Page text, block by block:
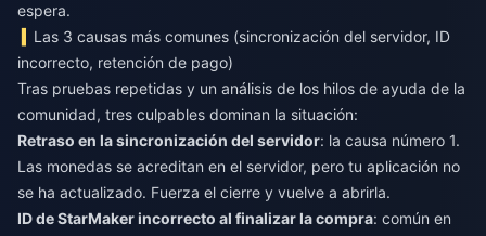
espera.
Las 3 causas más comunes (sincronización del servidor, ID
incorrecto, retención de pago)
Tras pruebas repetidas y un análisis de los hilos de ayuda de la
comunidad, tres culpables dominan la situación:
Retraso en la sincronización del servidor: la causa número 1.
Las monedas se acreditan en el servidor, pero tu aplicación no
se ha actualizado. Fuerza el cierre y vuelve a abrirla.
ID de StarMaker incorrecto al finalizar la compra: común en